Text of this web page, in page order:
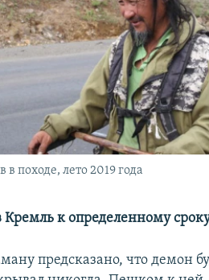
походе, лето 2019 года
Кремль к определенному
предсказано, что демон